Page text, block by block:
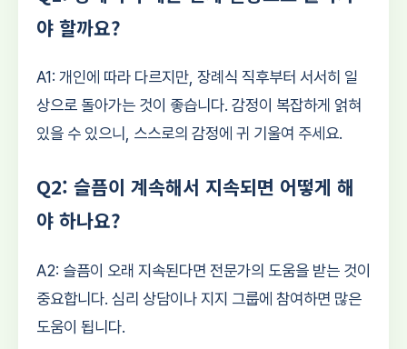
야 할까요?
A1: 개인에 따라 다르지만, 장례식 직후부터 서서히 일
상으로 돌아가는 것이 좋습니다. 감정이 복잡하게 얽혀
있을 수 있으니, 스스로의 감정에 귀 기울여 주세요.
Q2: 슬픔이 계속해서 지속되면 어떻게 해
야 하나요?
A2: 슬픔이 오래 지속된다면 전문가의 도움을 받는 것이
중요합니다. 심리 상담이나 지지 그룹에 참여하면 많은
도움이 됩니다.